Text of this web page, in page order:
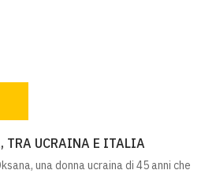
TRA UCRAINA E ITALIA
una donna ucraina di 45 anni che